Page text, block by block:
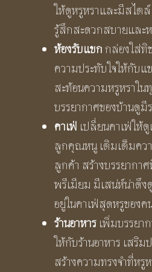
ให้ดูหรูหราและมีสไต
รู้สึกสะดวกสบายและห
ห้องรับแขกกล่องใส่ทิ
ความประทับใจให้กับ
สะท้อนความหรูหราใน
บรรยากาศของบ้านดูมี
คาเฟ่ เปลี่ยนคาเฟ่ใ
ลูกคุณหนู เติมเต็มคว
ลูกค้า สร้างบรรยากา
พรีเมียม มีเสน่ห์น่าดึง
อยู่ในคาเฟ่สุดหรูของค
ร้านอาหาร เพิ่มบรรยา
ให้กับร้านอาหาร เสริ
สร้างความทรงจำที่หรู